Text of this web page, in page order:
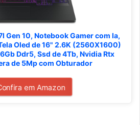
Gen 10, Notebook Gamer com Ia,
Oled de 16" 2.6K (2560X1600)
Ddr5, Ssd de 4Tb, Nvidia Rtx
de 5Mp com Obturador
em Amazon